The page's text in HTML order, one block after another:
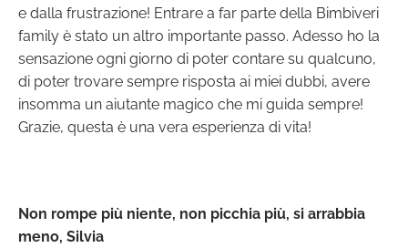
e dalla frustrazione! Entrare a far parte della Bimbiveri
family è stato un altro importante passo. Adesso ho la
sensazione ogni giorno di poter contare su qualcuno,
di poter trovare sempre risposta ai miei dubbi, avere
insomma un aiutante magico che mi guida sempre!
Grazie, questa è una vera esperienza di vita!
Non rompe più niente, non picchia più, si arrabbia
meno, Silvia